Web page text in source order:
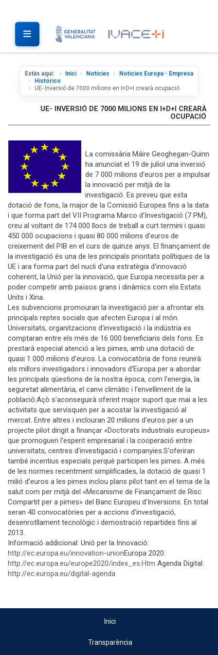
Estàs aquí: Inici Notícies
Notícies Europa - Empresa
Histórico
UE- Inversió de 7000 milions en I+D+I crearà ocupació
UE- INVERSIÓ DE 7000 MILIONS EN I+D+I CREARÀ
OCUPACIÓ
La comissària Máire Geoghegan-Quinn
ha anunciat el 19 de juliol una inversió
de 7 000 milions d'euros per a impulsar
la innovació per mitjà de la
investigació. Es preveu que esta
dotació de fons, la major de la Comissió Europea fins a la data
i que forma part del VII Programa Marco d'Investigació (7 PM),
creu al voltant de 174 000 llocs de treball a curt termini i quasi
450 000 ocupacions i quasi 80 000 milions d'euros de
creixement del PIB en el curs de quinze anys. El finançament de
la investigació és una de les principals prioritats polítiques de la
UE i ara forma part del nucli d'una estratègia d'innovació
coherent, la Unió per la innovació, que Europa necessita per a
poder competir amb països grans i dinàmics com els Estats
Units i Xina.
Les subvencions promouran la investigació per a afrontar els
principals reptes socials que afecten Europa i al món.
Universitats, organitzacions d'investigació i la indústria es
comptaran entre els més de 16 000 beneficiaris dels fons. Es
prestarà especial atenció a les pimes, amb una dotació de
quasi 1 000 milions d'euros. La convocatòria de fons reunirà
els millors investigadors i innovadors d'Europa per a abordar
les principals qüestions de la nostra època, com l'energia, la
seguretat alimentària, el canvi climàtic i l'envelliment de la
població.Açò s'aconseguirà oferint major suport que mai a les
activitats que servisquen per a acostar la investigació al
mercat. Entre altres i inclouran 20 milions d'euros per a un
projecte pilot dirigit a finançar «Doctorats industrials europeus»
que promoguen l'esperit empresarial i la cooperació entre
universitats, centres d'investigació i companyies.S'oferiran
també incentius especials perquè participen les pimes. A més
de les normes recentment simplificades, la dotació de quasi 1
milió d'euros a les pimes inclou plans pilot tant en el tema de la
salut com per mitjà del «Mecanisme de Finançament de Risc
Compartit per a pimes» del Banc Europeu d'Inversions. En total
seran 40 convocatòries per a accions d'investigació,
desenrotllament tecnològic i demostració repartides fins al
2013.
Informació addicional: Unió per la Innovació:
http://ec.europa.eu/innovation-unionEuropa 2020:
http://ec.europa.eu/europe2020/index_es.Htm Agenda Digital:
http://ec.europa.eu/digital-agenda
Inici
Transparència